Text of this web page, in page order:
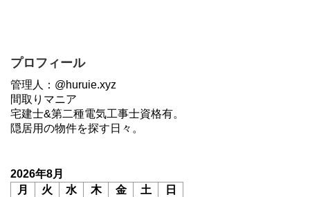
プロフィール
管理人：@huruie.xyz
間取りマニア
宅建士&第二種電気工事士資格有。
隠居用の物件を探す日々。
2026年8月
月
火 水 木 金 土
日